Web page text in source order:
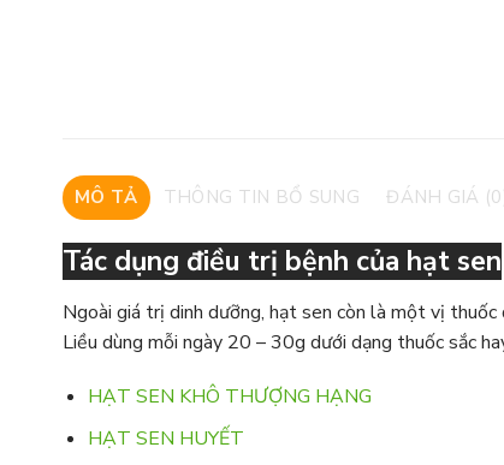
MÔ TẢ THÔNG TIN BỔ SUNG ĐÁNH GIÁ
Tác dụng điều trị bệnh của hạt sen
Ngoài giá trị dinh dưỡng, hạt sen còn là một vị
Liều dùng mỗi ngày 20 – 30g dưới dạng thuốc sắc
HẠT SEN KHÔ THƯỢNG HẠNG
HẠT SEN HUYẾT